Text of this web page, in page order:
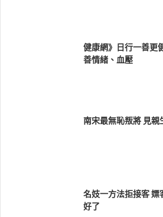
健康網》日行一善更
善情緒、血壓
南宋最無恥叛將 見
名妓一方法拒接客
好了